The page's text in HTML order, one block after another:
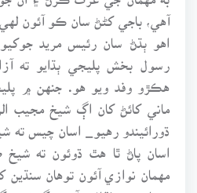
آهي، باجي کڻڻ سان ڪو آئون
اهو ٻڌڻ سان رئيس مريد
رسول بخش پليجي ٻڌايو ته
هڪڙو وفد ويو هو. جنهن ۾
ماني کائڻ کان اڳ شيخ مجيب
ڌورائيندو رهيو_ اسان چيس ته
اسان پاڻ ٿا هٿ ڌوئون ته شيخ
مهمان نوازي آئون توهان سنڌين
توهان جي ثقافت آهي. گهٽ ۾